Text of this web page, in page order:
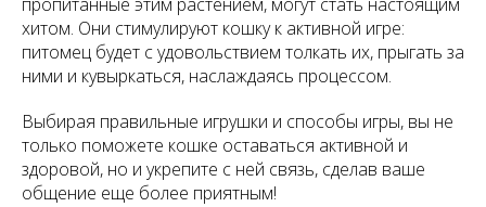
хитом. Они стимулируют кошку к активной игре:
питомец будет с удовольствием толкать их, прыгать за
ними и кувыркаться, наслаждаясь процессом.
Выбирая правильные игрушки и способы игры, вы не
только поможете кошке оставаться активной и
здоровой, но и укрепите с ней связь, сделав ваше
общение еще более приятным!